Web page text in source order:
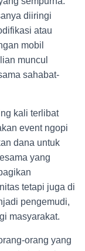
diiringi
atau
mobil
muncul
sahabat-
kali terlibat
event ngopi
dana untuk
yang
tetapi juga di
pengemudi,
masyarakat.
orang yang